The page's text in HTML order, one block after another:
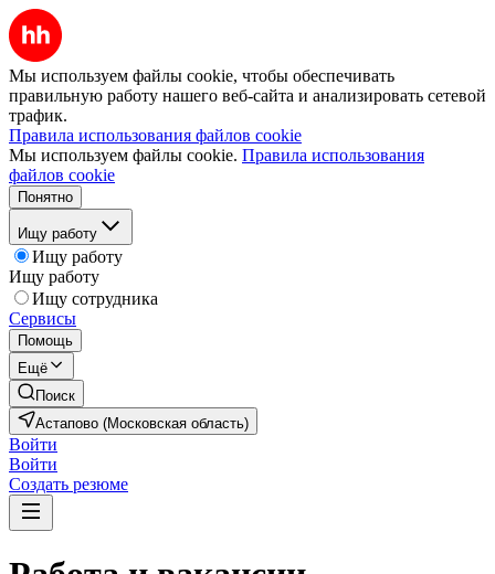
Мы используем файлы cookie, чтобы обеспечивать
правильную работу нашего веб-сайта и анализировать сетевой
трафик.
Правила использования файлов cookie
Мы используем файлы cookie. Правила использования
файлов cookie
Понятно
Ищу работу
Ищу работу
Ищу работу
Ищу сотрудника
Сервисы
Помощь
Ещё
Поиск
Астапово (Московская область)
Войти
Войти
Создать резюме